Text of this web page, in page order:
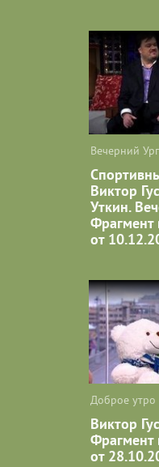
Вечерний
Виктор
Уткин.
Фрагмент
от
Доброе утро
Виктор
Фрагмент
от